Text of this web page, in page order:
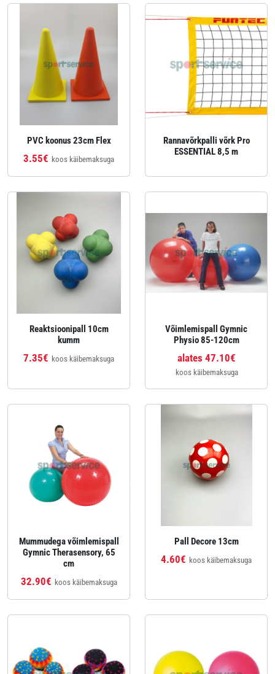
PVC koonus 23cm Flex
3.55€ koos käibemaksuga
Rannavõrkpalli võrk Pro
ESSENTIAL 8,5 m
Reaktsioonipall 10cm
kumm
7.35€ koos käibemaksuga
Võimlemispall Gymnic
Physio 85-120cm
alates 47.10€
koos käibemaksuga
Mummudega võimlemispall
Gymnic Therasensory, 65
cm
32.90€ koos käibemaksuga
Pall Decore 13cm
4.60€ koos käibemaksuga